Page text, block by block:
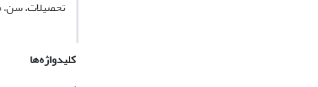
تحصیلات، سن،
کلیدواژه‌ها